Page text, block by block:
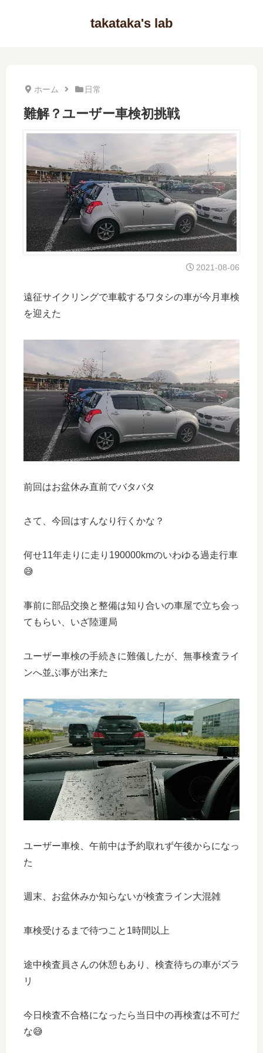
takataka's lab
ホーム 日常
難解？ユーザー車検初挑戦
2021-08-06
遠征サイクリングで車載するワタシの車が今月車検
を迎えた
前回はお盆休み直前でバタバタ
さて、今回はすんなり行くかな？
何せ11年走りに走り190000kmのいわゆる過走行車
😅
事前に部品交換と整備は知り合いの車屋で立ち会っ
てもらい、いざ陸運局
ユーザー車検の手続きに難儀したが、無事検査ライ
ンへ並ぶ事が出来た
ユーザー車検、午前中は予約取れず午後からになっ
た
週末、お盆休みか知らないが検査ライン大混雑
車検受けるまで待つこと1時間以上
途中検査員さんの休憩もあり、検査待ちの車がズラ
リ
今日検査不合格になったら当日中の再検査は不可だ
な😅